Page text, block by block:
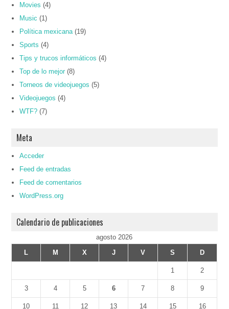
Movies (4)
Music (1)
Política mexicana (19)
Sports (4)
Tips y trucos informáticos (4)
Top de lo mejor (8)
Torneos de videojuegos (5)
Videojuegos (4)
WTF? (7)
Meta
Acceder
Feed de entradas
Feed de comentarios
WordPress.org
Calendario de publicaciones
agosto 2026
L
M X J V S D
1 2
3 4 5 6 7 8 9
10 11 12 13 14 15 16